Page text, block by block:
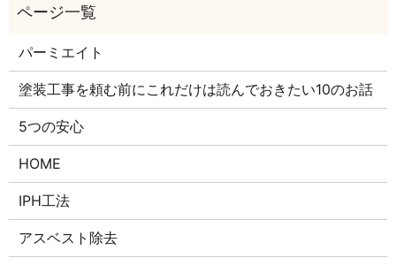
パーミエイト
塗装工事を頼む前にこれだけは読んでおきたい10のお話
5つの安心
HOME
IPH工法
アスベスト除去